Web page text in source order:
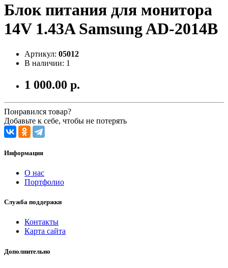
Блок питания для монитора
14V 1.43A Samsung AD-2014B
Артикул: 05012
В наличии: 1
1 000.00 р.
Понравился товар?
Добавьте к себе, чтобы не потерять
Информация
О нас
Портфолио
Служба поддержки
Контакты
Карта сайта
Дополнительно